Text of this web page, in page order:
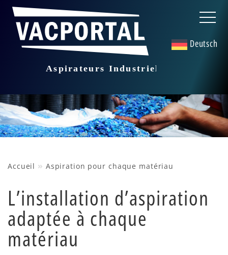
Deutsch
Accueil » Aspiration pour chaque matériau
L’installation d’aspiration
adaptée à chaque
matériau